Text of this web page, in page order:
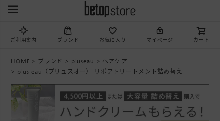
ご利用案内 ブランド お気に入り マイページ カート
HOME ブランド pluseau
ヘアケア
plus eau（プリュスオー） リポアトリートメント詰め替え